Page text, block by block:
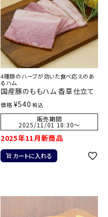
4種類のハーブが効いた食べ応えのあ
るハム
国産豚のももハム 香草仕立て
価格 ¥540 税込
販売期間
2025/11/01 18:30〜
2025年11月新商品
カートに入れる